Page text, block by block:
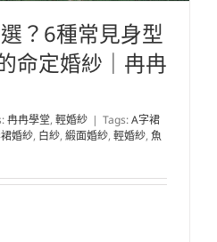
？6種常見身型
命定婚紗｜冉冉
冉冉學堂, 輕婚紗 | Tags:A字裙
婚紗, 白紗, 緞面婚紗, 輕婚紗, 魚